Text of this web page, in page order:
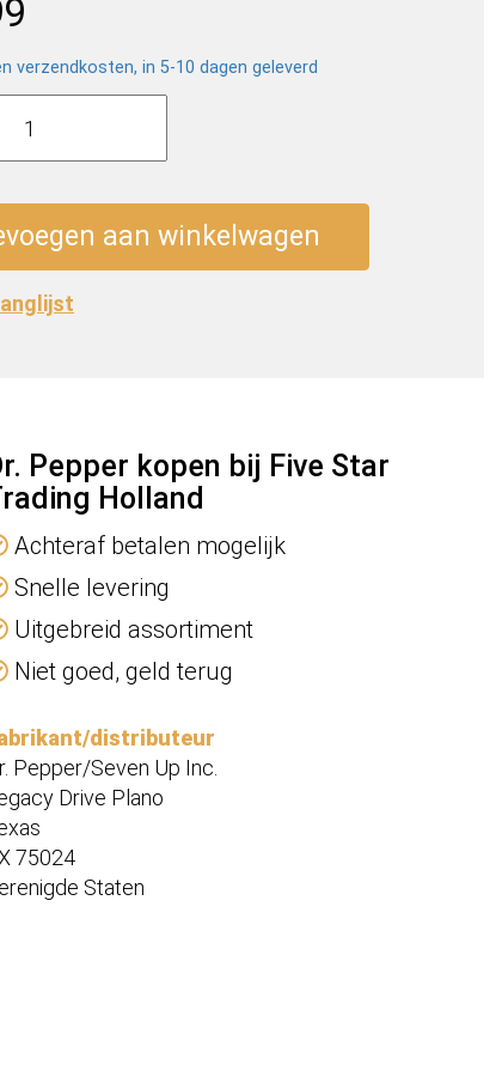
verzendkosten, in 5-10 dagen geleverd
aan winkelwagen
Pepper kopen bij Five Star
Holland
Achteraf betalen mogelijk
Snelle levering
Uitgebreid assortiment
Niet goed, geld terug
distributeur
Pepper/Seven Up Inc.
Drive Plano
75024
Staten